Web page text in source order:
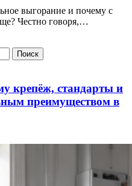
выгорание и почему с
Честно говоря,…
крепёж, стандарты и
преимуществом в